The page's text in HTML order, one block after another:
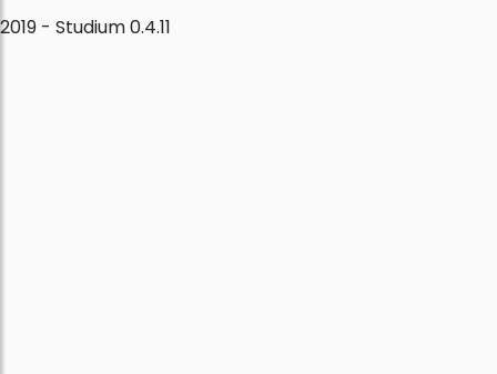
2019 - Studium 0.4.11